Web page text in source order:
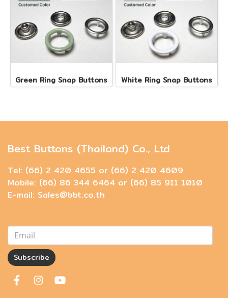
Green Ring Snap Buttons White Ring Snap Buttons
Best Buttons (Thailand) Co., Ltd
Tel: (66) 2 420 4655 or (66) 2 420 4609
Mobile: (66) 86 344 6464 or (66) 85 911 1010
E-mail: Sales@bbt.co.th
Subscribe